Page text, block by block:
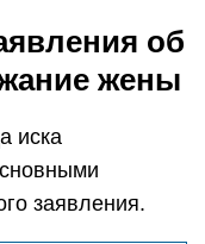
об
жены
иска
заявления.